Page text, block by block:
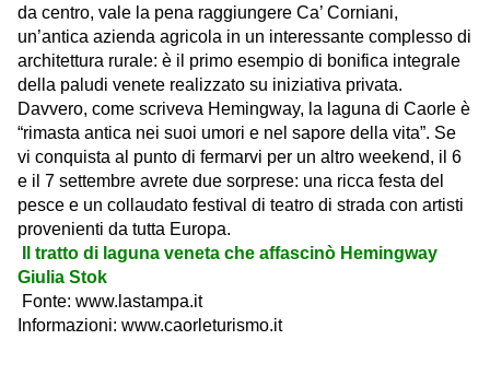
da centro, vale la pena raggiungere Ca’ Corniani,
un’antica azienda agricola in un interessante complesso di
architettura rurale: è il primo esempio di bonifica integrale
della paludi venete realizzato su iniziativa privata.
Davvero, come scriveva Hemingway, la laguna di Caorle è
“rimasta antica nei suoi umori e nel sapore della vita”. Se
vi conquista al punto di fermarvi per un altro weekend, il 6
e il 7 settembre avrete due sorprese: una ricca festa del
pesce e un collaudato festival di teatro di strada con artisti
provenienti da tutta Europa.
Il tratto di laguna veneta che affascinò Hemingway
Giulia Stok
Fonte: www.lastampa.it
Informazioni: www.caorleturismo.it